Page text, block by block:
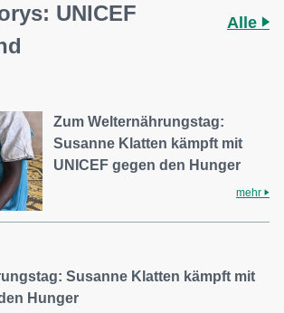
UNICEF
Alle
Zum Welternährungstag:
Susanne Klatten kämpft mit
UNICEF gegen den Hunger
mehr
Susanne Klatten kämpft mit
Hunger